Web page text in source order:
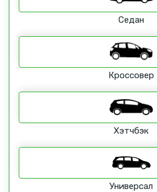
Седан
Кроссовер
Хэтчбэк
Универсал